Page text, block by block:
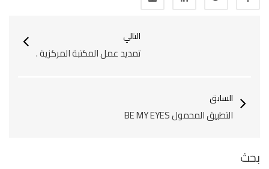
التالي
تمديد عمل المكتبة المركزية .
السابق
التطبيق المحمول BE MY EYES
بحث